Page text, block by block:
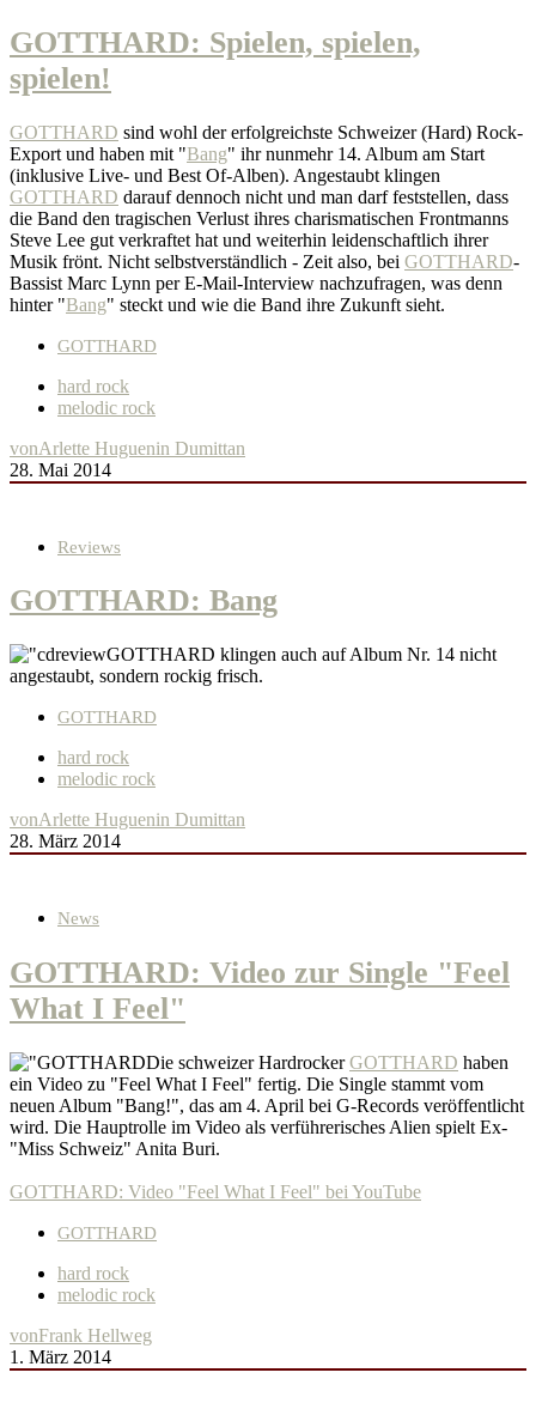
GOTTHARD: Spielen, spielen,
spielen!
GOTTHARD sind wohl der erfolgreichste Schweizer (Hard) Rock-
Export und haben mit "Bang" ihr nunmehr 14. Album am Start
(inklusive Live- und Best Of-Alben). Angestaubt klingen
GOTTHARD darauf dennoch nicht und man darf feststellen, dass
die Band den tragischen Verlust ihres charismatischen Frontmanns
Steve Lee gut verkraftet hat und weiterhin leidenschaftlich ihrer
Musik frönt. Nicht selbstverständlich - Zeit also, bei GOTTHARD-
Bassist Marc Lynn per E-Mail-Interview nachzufragen, was denn
hinter "Bang" steckt und wie die Band ihre Zukunft sieht.
GOTTHARD
hard rock
melodic rock
vonArlette Huguenin Dumittan
28. Mai 2014
Reviews
GOTTHARD: Bang
GOTTHARD klingen auch auf Album Nr. 14 nicht
angestaubt, sondern rockig frisch.
GOTTHARD
hard rock
melodic rock
vonArlette Huguenin Dumittan
28. März 2014
News
GOTTHARD: Video zur Single "Feel
What I Feel"
Die schweizer HardrockerGOTTHARD haben
ein Video zu "Feel What I Feel" fertig. Die Single stammt vom
neuen Album "Bang!", das am 4. April bei G-Records veröffentlicht
wird. Die Hauptrolle im Video als verführerisches Alien spielt Ex-
"Miss Schweiz" Anita Buri.
GOTTHARD: Video "Feel What I Feel" bei YouTube
GOTTHARD
hard rock
melodic rock
vonFrank Hellweg
1. März 2014